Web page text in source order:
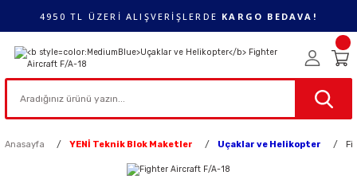
4950 TL ÜZERİ ALIŞVERİŞLERDE KARGO BEDAVA!
Anasayfa YENİ Teknik Blok Maketler Uçaklar ve Helikopter